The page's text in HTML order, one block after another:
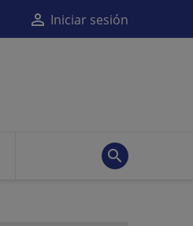
 Iniciar sesión
